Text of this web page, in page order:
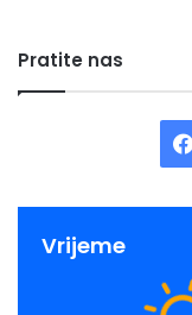
Pratite nas
Vrijeme